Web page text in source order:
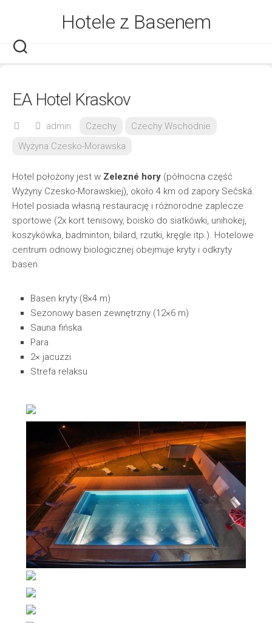
Hotele z Basenem
EA Hotel Kraskov
admin Czechy
Czechy Wschodnie
Wyżyna Czesko-Morawska
Hotel położony jest w Zelezné hory (północna część
Wyżyny Czesko-Morawskiej), około 4 km od zapory Sečská.
Hotel posiada własną restaurację i różnorodne zaplecze
sportowe (2x kort tenisowy, boisko do siatkówki, unihokej,
koszykówka, badminton, bilard, rzutki, kręgle itp.). Hotelowe
centrum odnowy biologicznej obejmuje kryty i odkryty
basen.
Basen kryty (8×4 m)
Sezonowy basen zewnętrzny (12×6 m)
Sauna fińska
Para
2× jacuzzi
Strefa relaksu